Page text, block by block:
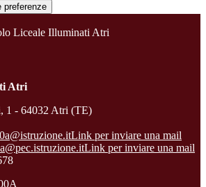
preferenze
Liceale Illuminati Atri
Atri
1 - 64032 Atri (TE)
Link per inviare una mail
Link per inviare una mail